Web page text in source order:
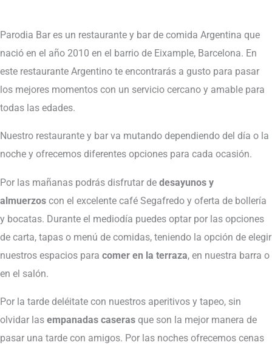
Parodia Bar es un restaurante y bar de comida Argentina que
nació en el año 2010 en el barrio de Eixample, Barcelona. En
este restaurante Argentino te encontrarás a gusto para pasar
los mejores momentos con un servicio cercano y amable para
todas las edades.
Nuestro restaurante y bar va mutando dependiendo del día o la
noche y ofrecemos diferentes opciones para cada ocasión.
Por las mañanas podrás disfrutar de desayunos y
almuerzos con el excelente café Segafredo y oferta de bollería
y bocatas. Durante el mediodía puedes optar por las opciones
de carta, tapas o menú de comidas, teniendo la opción de elegir
nuestros espacios para comer en la terraza, en nuestra barra o
en el salón.
Por la tarde deléitate con nuestros aperitivos y tapeo, sin
olvidar las empanadas caseras que son la mejor manera de
pasar una tarde con amigos. Por las noches ofrecemos cenas